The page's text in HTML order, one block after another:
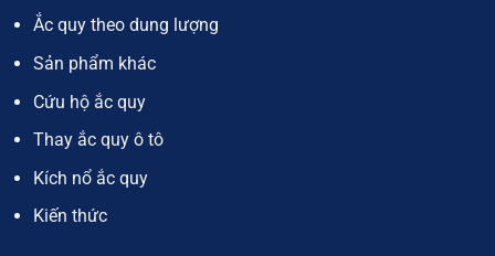
Ắc quy theo dung lượng
Sản phẩm khác
Cứu hộ ắc quy
Thay ắc quy ô tô
Kích nổ ắc quy
Kiến thức